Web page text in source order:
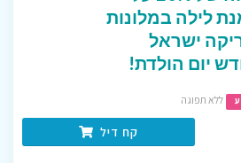
לילה במלונות
ישראל
יום הולדת!
ללא תפוגה
קח דיל